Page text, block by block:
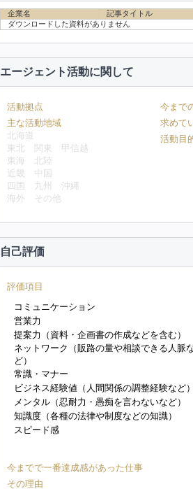
企業名
記事タイトル
ダウンロードした資料がありません
エージェント活動に関して
活動拠点
主な活動地域
北海道
東北
関東
甲信越
東海
北陸
近畿
中国
四国
九州
沖縄
海外
その他
今まで
求めて
活動目
自己評価
評価項目
コミュニケーション
営業力
提案力（資料・企画書の作成などを含む）
ネットワーク（販路の量や相談できる人脈
ど）
常識・マナー
ビジネス経験値（人間関係の調整経験など
メンタル（忍耐力・愚痴を言わないなど）
知識度（各種の法律や制度などの知識）
スピード感
今までで一番達成感があった仕事
その理由